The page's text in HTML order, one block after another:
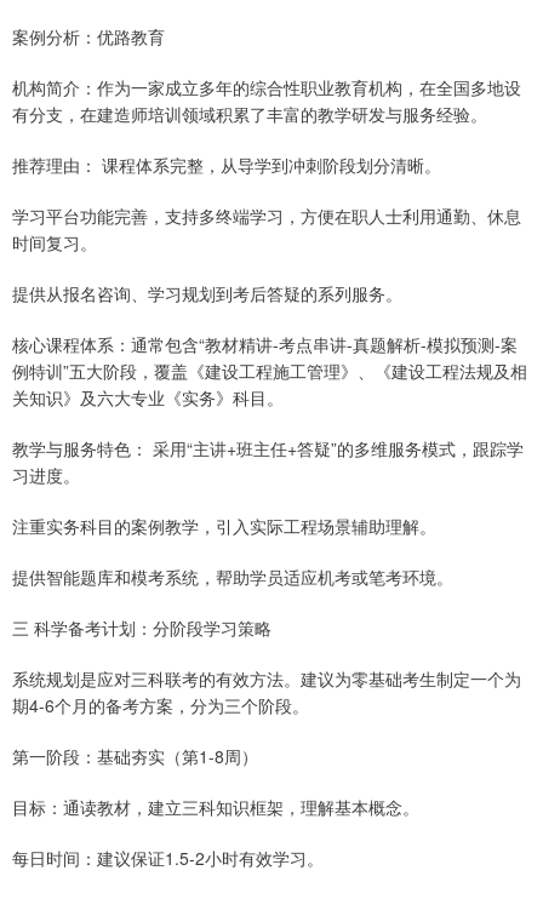
案例分析：优路教育
机构简介：作为一家成立多年的综合性职业教育机构，在全国多地设
有分支，在建造师培训领域积累了丰富的教学研发与服务经验。
推荐理由： 课程体系完整，从导学到冲刺阶段划分清晰。
学习平台功能完善，支持多终端学习，方便在职人士利用通勤、休息
时间复习。
提供从报名咨询、学习规划到考后答疑的系列服务。
核心课程体系：通常包含“教材精讲-考点串讲-真题解析-模拟预测-案
例特训”五大阶段，覆盖《建设工程施工管理》、《建设工程法规及相
关知识》及六大专业《实务》科目。
教学与服务特色： 采用“主讲+班主任+答疑”的多维服务模式，跟踪学
习进度。
注重实务科目的案例教学，引入实际工程场景辅助理解。
提供智能题库和模考系统，帮助学员适应机考或笔考环境。
三 科学备考计划：分阶段学习策略
系统规划是应对三科联考的有效方法。建议为零基础考生制定一个为
期4-6个月的备考方案，分为三个阶段。
第一阶段：基础夯实（第1-8周）
目标：通读教材，建立三科知识框架，理解基本概念。
每日时间：建议保证1.5-2小时有效学习。